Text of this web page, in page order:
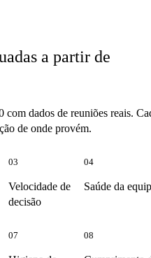
a partir de
com dados de reuniões reais.
de onde provém.
03
Velocidade de
decisão
04
Saúde da
07 08